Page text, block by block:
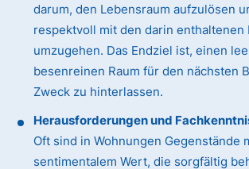
darum, den Lebensraum aufzulösen
respektvoll mit den darin enthaltenen
umzugehen. Das Endziel ist, einen
besenreinen Raum für den nächsten
Zweck zu hinterlassen.
Herausforderungen und
Oft sind in Wohnungen Gegenstände
sentimentalem Wert, die sorgfältig